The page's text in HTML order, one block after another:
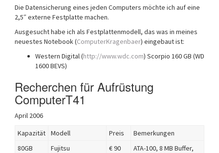
Die Datensicherung eines jeden Computers möchte ich auf eine
2,5″ externe Festplatte machen.
Ausgesucht habe ich als Festplattenmodell, das was in meines
neuestes Notebook (ComputerKragenbaer) eingebaut ist:
Western Digital (http://www.wdc.com) Scorpio 160 GB (WD
1600 BEVS)
Recherchen für Aufrüstung
ComputerT41
April 2006
Kapazität
Modell Preis
Bemerkungen
80GB
Fujitsu
€ 90
ATA-100, 8 MB Buffer,